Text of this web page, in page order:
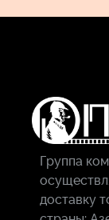
Группа
доставку